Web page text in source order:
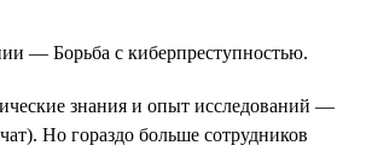
— Борьба с киберпреступностью.
знания и опыт исследований —
Но гораздо больше сотрудников